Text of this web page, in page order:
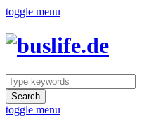
toggle menu
Search
toggle menu